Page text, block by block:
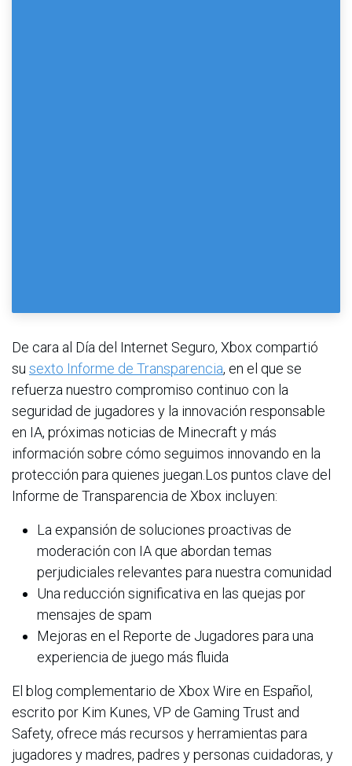
De cara al Día del Internet Seguro, Xbox compartió
su sexto Informe de Transparencia, en el que se
refuerza nuestro compromiso continuo con la
seguridad de jugadores y la innovación responsable
en IA, próximas noticias de Minecraft y más
información sobre cómo seguimos innovando en la
protección para quienes juegan.Los puntos clave del
Informe de Transparencia de Xbox incluyen:
La expansión de soluciones proactivas de
moderación con IA que abordan temas
perjudiciales relevantes para nuestra comunidad
Una reducción significativa en las quejas por
mensajes de spam
Mejoras en el Reporte de Jugadores para una
experiencia de juego más fluida
El blog complementario de Xbox Wire en Español,
escrito por Kim Kunes, VP de Gaming Trust and
Safety, ofrece más recursos y herramientas para
jugadores y madres, padres y personas cuidadoras, y